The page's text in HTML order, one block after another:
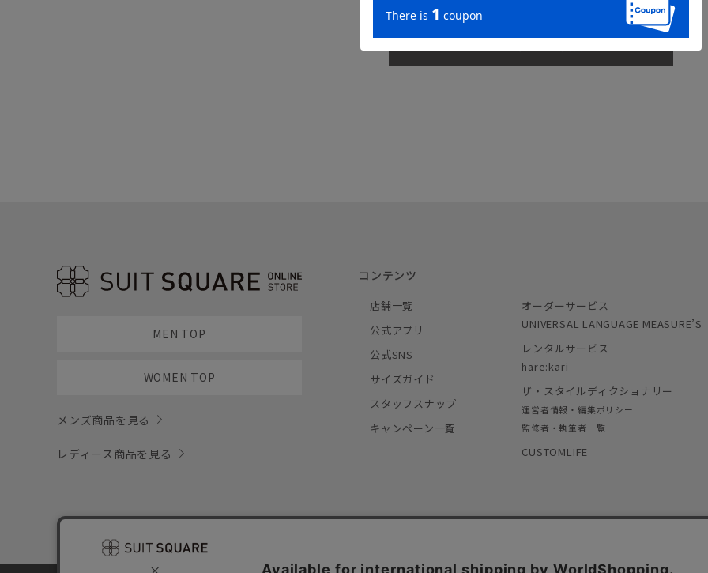
sms
MEN TOP
WOMEN TOP
メンズ商品を見る
レディース商品を見る
コンテンツ
店舗一覧
公式アプリ
公式SNS
サイズガイド
スタッフスナップ
キャンペーン一覧
オーダーサービス
UNIVERSAL LANGUAGE MEASURE’S
レンタルサービス
hare:kari
ザ・スタイルディクショナリー
運営者情報・編集ポリシー
監修者・執筆者一覧
CUSTOMLIFE